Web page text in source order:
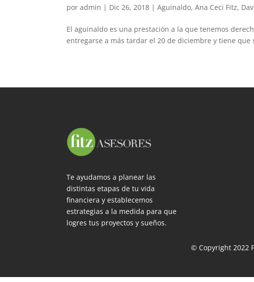
poradmin | Dic 26, 2018 |Aguinaldo,Ana Ceci Fitz,
El aguinaldo es una prestación a la que tenemos
entregarse a más tardar el 20 de diciembre y tiene
Te ayudamos a planear las
distintas etapas de tu vida
financiera y establecemos
estrategias a la medida para que
logres tus proyectos y sueños.
© Copyright 2022